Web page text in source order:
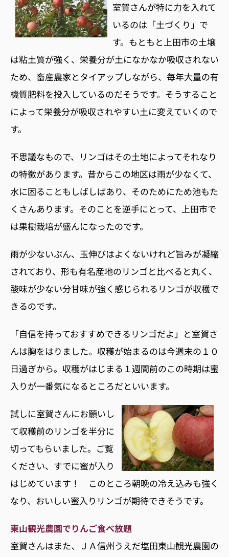
室賀さんが特に力を入れて
いるのは「土づくり」で
す。もともと上田市の土壌
は粘土質が強く、栄養分が土になかなか吸収されない
ため、畜産農家とタイアップしながら、毎年大量の有
機質肥料を投入しているのだそうです。そうすること
によって栄養分が吸収されやすい土に変えていくので
す。
不思議なもので、リンゴはその土地によってそれなり
の特徴があります。昔からこの地区は雨が少なくて、
水に困ることもしばしばあり、そのためにため池もた
くさんあります。そのことを逆手にとって、上田市で
は果樹栽培が盛んになったのです。
雨が少ないぶん、玉伸びはよくないけれど旨みが凝縮
されており、形も有名産地のリンゴと比べると丸く、
酸味が少ない分甘味が強く感じられるリンゴが収穫で
きるのです。
「自信を持っておすすめできるリンゴだよ」と室賀さ
んは胸をはりました。収穫が始まるのは今週末の１０
日過ぎから。収穫がはじまる１週間前のこの時期は蜜
入りが一番気になるところだといいます。
試しに室賀さんにお願いし
て収穫前のリンゴを半分に
切ってもらいました。ご覧
ください、すでに蜜が入り
はじめています！ このところ朝晩の冷え込みも強く
なり、おいしい蜜入りリンゴが期待できそうです。
東山観光農園でりんご食べ放題
室賀さんはまた、ＪＡ信州うえだ塩田東山観光農園の